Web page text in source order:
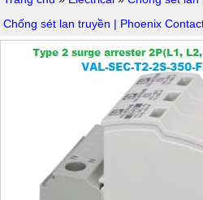
Chống sét lan truyền | Phoenix